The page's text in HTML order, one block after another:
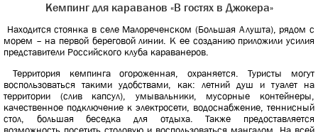
Кемпинг для караванов «В гостях в Джокера»
Находится стоянка в селе Малореченском (Большая Алушта), рядом с
морем – на первой береговой линии. К ее созданию приложили усилия
представители Российского клуба караванеров.
Территория кемпинга огороженная, охраняется. Туристы могут
воспользоваться такими удобствами, как: летний душ и туалет на
территории (слив капсул), умывальники, мусорные контейнеры,
качественное подключение к электросети, водоснабжение, теннисный
стол, большая беседка для отдыха. Также предоставляется